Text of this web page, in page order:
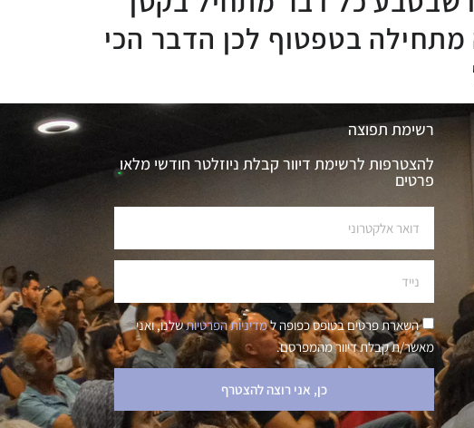
בטפטוף לכן הדבר הכי
רשימת תפוצה
להצטרפות לרשימת דיוור קבלת ניוזלטר חודשי מלאו
פרטים
השארת פרטים בטופס כפופה למדיניות הפרטיותשלנו, ואני
מאשר/ת קבלת דיוור מהמפרסם.
כן, אני רוצה להצטרף